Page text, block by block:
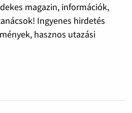
magazin, információk,
Ingyenes hirdetés
hasznos utazási